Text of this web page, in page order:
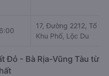
17, Đường 2212, Tổ 15,
Khu Phố, Lộc Du
Đỏ - Bà Rịa-Vũng Tàu từ